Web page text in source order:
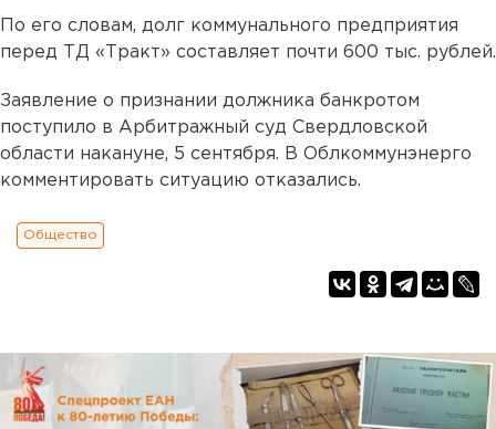
По его словам, долг коммунального предприятия
перед ТД «Тракт» составляет почти 600 тыс. рублей.
Заявление о признании должника банкротом
поступило в Арбитражный суд Свердловской
области накануне, 5 сентября. В Облкоммунэнерго
комментировать ситуацию отказались.
Общество